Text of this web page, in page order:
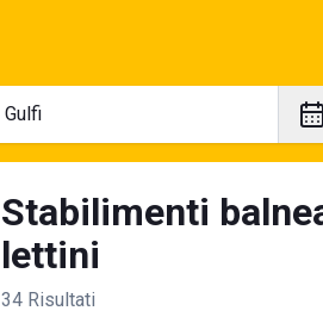
Stabilimenti
lettini
34 Risultati